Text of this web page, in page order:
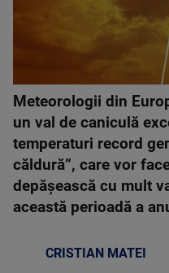
Meteorologii din
un val de caniculă
temperaturi record
căldură”, care vor
depășească cu mult
această perioadă a
CRISTIAN MATEI